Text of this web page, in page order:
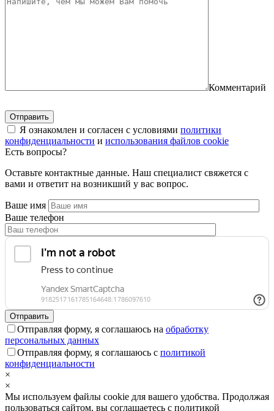
Комментарий
Я ознакомлен и согласен с условиями политики
конфиденциальности и использования файлов cookie
Есть вопросы?
Оставьте контактные данные. Наш специалист свяжется с
вами и ответит на возникший у вас вопрос.
Ваше имя
Ваше телефон
Отправляя форму, я соглашаюсь на обработку
персональных данных
Отправляя форму, я соглашаюсь с политикой
конфиденциальности
×
×
Мы используем файлы cookie для вашего удобства. Продолжая
пользоваться сайтом, вы соглашаетесь с политикой